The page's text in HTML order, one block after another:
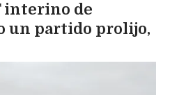
interino de
un partido prolijo,